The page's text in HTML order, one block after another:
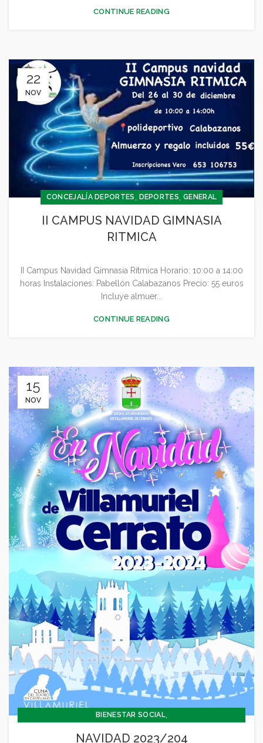
CONTINUE READING
22
NOV
CONCEJALÍA DEPORTES DEPORTES GENERAL
II CAMPUS NAVIDAD GIMNASIA
RITMICA
II Campus Navidad Gimnasia Rítmica Horario: 10:00 a 14:00
horas Instalaciones: Pabellón Calabazanos Precio: 55 euros
Incluye almuer...
CONTINUE READING
15
NOV
BIENESTAR SOCIAL,
NAVIDAD 2023/204